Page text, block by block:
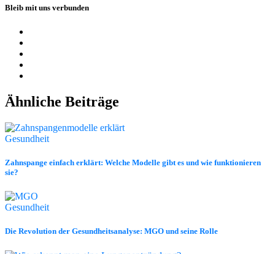
Bleib mit uns verbunden
Ähnliche Beiträge
Gesundheit
Zahnspange einfach erklärt: Welche Modelle gibt es und wie funktionieren
sie?
Gesundheit
Die Revolution der Gesundheitsanalyse: MGO und seine Rolle